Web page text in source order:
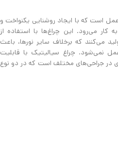
است که با ایجاد روشنایی یکنواخت و
می‌رود. این چراغ‌ها با استفاده از
می‌کنند که برخلاف سایر نورها، باعث
نمی‌شود. چراغ سیالیتیک با قابلیت
در جراحی‌های مختلف است که در دو نوع